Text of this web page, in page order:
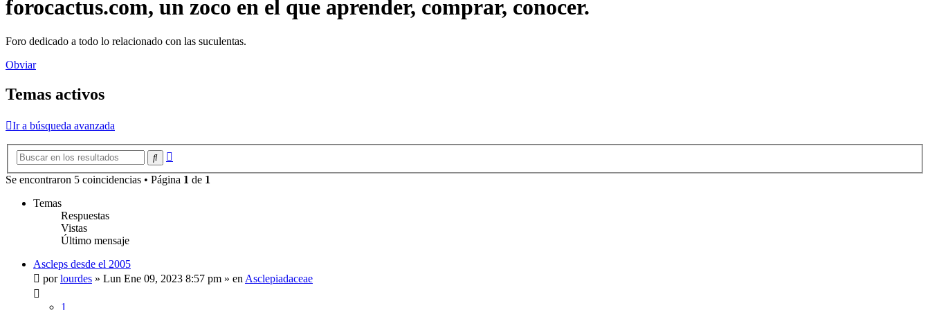
forocactus.com, un zoco en el que aprender, comprar, conocer.
Foro dedicado a todo lo relacionado con las suculentas.
Obviar
Temas activos
Ir a búsqueda avanzada
Buscar
Se encontraron 5 coincidencias • Página 1 de 1
Temas
Respuestas
Vistas
Último mensaje
Ascleps desde el 2005
porlourdes » Lun Ene 09, 2023 8:57 pm » en Asclepiadaceae
1